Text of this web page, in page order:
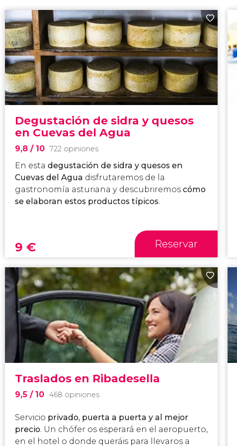
Degustación de sidra y quesos
en Cuevas del Agua
9,8/ 10 722 opiniones
En estadegustación de sidra y quesos en
Cuevas del Agua disfrutaremos de la
gastronomía asturiana y descubriremoscómo
se elaboran estos productos típicos.
9€ Reservar
Traslados en Ribadesella
9,5/ 10 468 opiniones
Servicio privado, puerta a puerta y al mejor
precio. Un chófer os esperará en el aeropuerto,
en el hotel o donde queráis para llevaros a